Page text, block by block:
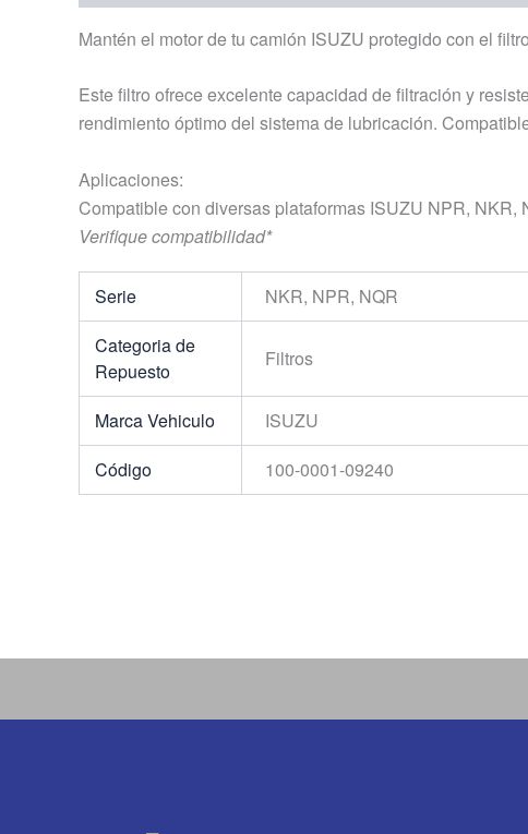
Mantén el motor de tu camión ISUZU protegido con el
Este filtro ofrece excelente capacidad de filtración y
rendimiento óptimo del sistema de lubricación.
Aplicaciones:
Compatible con diversas plataformas ISUZU NPR,
Verifique compatibilidad*
Serie
NKR, NPR, NQR
Categoria de
Repuesto
Filtros
Marca Vehiculo
ISUZU
Código
100-0001-09240